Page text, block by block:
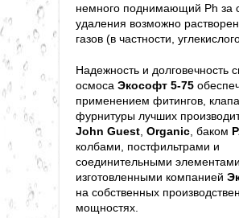
немного поднимающий Ph за
удаления возможно
газов (в частности,
Надежность и долговечность
осмоса Экософт 5-75
применением фитингов,
фурнитуры лучших
John Guest Organic , баком
колбами, постфильтрами и
соединительными элементами,
изготовленными компанией
на собственных
мощностях.